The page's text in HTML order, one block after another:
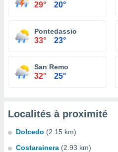
29° 20°
Pontedassio
33° 23°
San Remo
32° 25°
Localités à proximité
Dolcedo (2.15 km)
Costarainera (2.93 km)